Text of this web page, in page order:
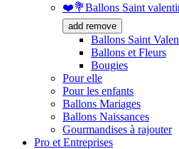
❤️💐Ballons Saint
add remove
Ballons Saint
Ballons et Fleurs
Bougies
Pour elle
Pour les enfants
Ballons Mariages
Ballons Naissances
Gourmandises à rajouter
Pro et Entreprises